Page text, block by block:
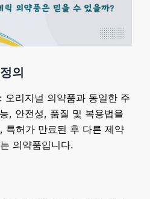
의
: 오리지널 의약품과 동일한 주
, 안전성, 품질 및 복용법을
특허가 만료된 후 다른 제약
의약품입니다.